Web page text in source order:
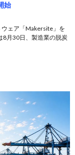
始
ェア「Makersite」を
8月30日、製造業の脱炭